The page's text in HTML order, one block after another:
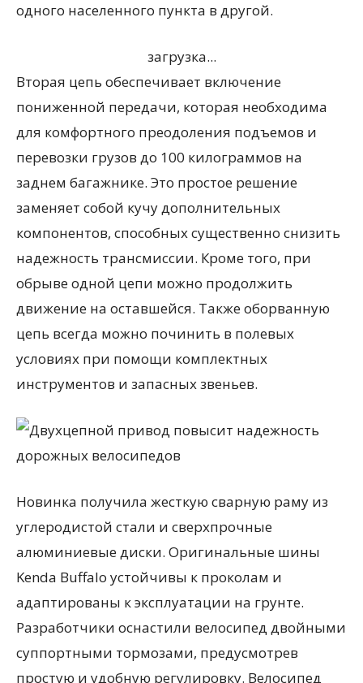
одного населенного пункта в другой.
загрузка...
Вторая цепь обеспечивает включение
пониженной передачи, которая необходима
для комфортного преодоления подъемов и
перевозки грузов до 100 килограммов на
заднем багажнике. Это простое решение
заменяет собой кучу дополнительных
компонентов, способных существенно снизить
надежность трансмиссии. Кроме того, при
обрыве одной цепи можно продолжить
движение на оставшейся. Также оборванную
цепь всегда можно починить в полевых
условиях при помощи комплектных
инструментов и запасных звеньев.
Новинка получила жесткую сварную раму из
углеродистой стали и сверхпрочные
алюминиевые диски. Оригинальные шины
Kenda Buffalo устойчивы к проколам и
адаптированы к эксплуатации на грунте.
Разработчики оснастили велосипед двойными
суппортными тормозами, предусмотрев
простую и удобную регулировку. Велосипед